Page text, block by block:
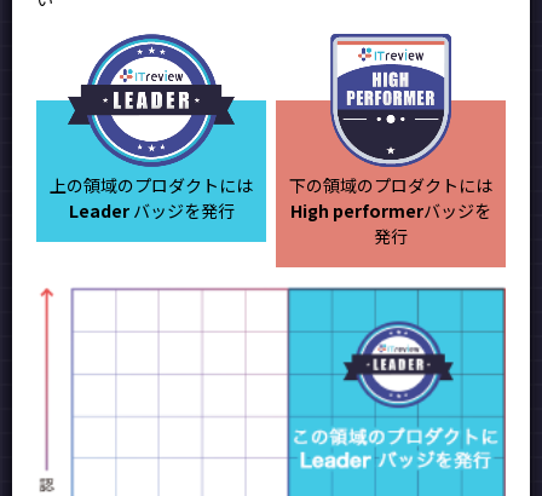
上の領域のプロダクトには
Leaderバッジを発行
下の領域のプロダクトには
High performerバッジを
発行